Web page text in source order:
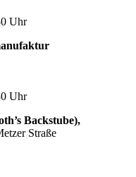
Uhr
Uhr
Backstube),
Straße